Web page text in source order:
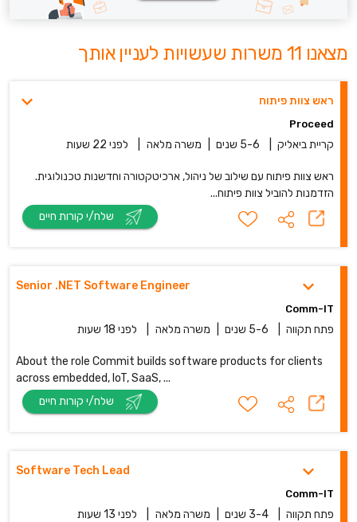
מצאנו 11 משרות שעשויות לעניין אותך
ראש צוות פיתוח
Proceed‏
קריית ביאליק 5-6 שנים משרה מלאה לפני 22 שעות
ראש צוות פיתוח עם שילוב של ניהול, ארכיטקטורה וחדשנות טכנולוגית.
הזדמנות להוביל צוות פיתוח...
Senior .NET Software Engineer
Comm-IT
פתח תקווה 5-6 שנים משרה מלאה לפני 18 שעות
About the role Commit builds software products for clients
across embedded, IoT, SaaS, ...
Software Tech Lead
Comm-IT
פתח תקווה 3-4 שנים משרה מלאה לפני 13 שעות